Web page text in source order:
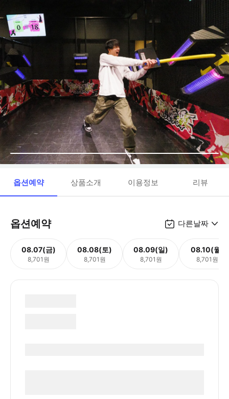
옵션예약 상품소개 이용정보 리뷰
옵션예약 다른날짜
08.07(금)
8,701원
08.08(토)
8,701원
08.09(일)
8,701원
08.10(월)
8,701원